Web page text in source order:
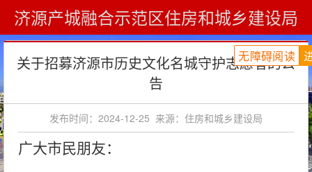
济源产城融合示范区住房和城乡建设局
无障碍阅读
您现在的位置：首页»通知公告
关于招募济源市历史文化名城守护志愿者的公
告
发布时间：2024-12-25 来源：住房和城乡建设局
广大市民朋友：